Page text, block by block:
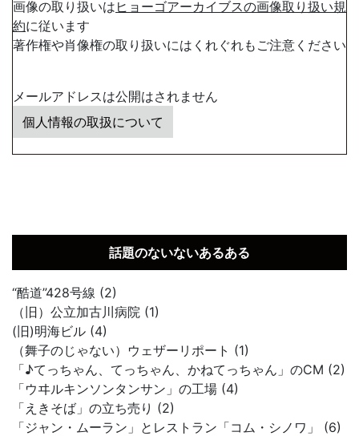
画像の取り扱いは ヒョーゴアーカイブスの画像取り扱い規
約に従います
著作権や肖像権の取り扱いにはくれぐれもご注意ください
メールアドレスは公開はされません
個人情報の取扱について
話題のないないあるある
“酷道”428号線 (2)
（旧）公立加古川病院 (1)
(旧)明海ビル (4)
（舞子のじゃない）ウェザーリポート (1)
「♪てっちゃん、てっちゃん、かねてっちゃん」のCM (2)
「ウヰルキンソンタンサン」の工場 (4)
「えきそば」の立ち売り (2)
「ジャン・ムーラン」とレストラン「コム・シノワ」 (6)